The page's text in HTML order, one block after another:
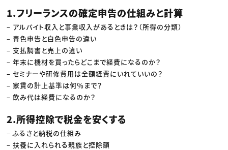
1.フリーランスの確定申告の仕組みと計算
– アルバイト収入と事業収入があるときは？（所得の分類）
– 青色申告と白色申告の違い
– 支払調書と売上の違い
– 年末に機材を買ったらどこまで経費になるのか？
– セミナーや研修費用は全額経費にいれていいの？
– 家賃の計上基準は何％まで？
– 飲み代は経費になるのか？
2.所得控除で税金を安くする
– ふるさと納税の仕組み
– 扶養に入れられる親族と控除額